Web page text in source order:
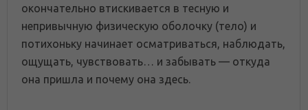
окончательно втискивается в тесную и
непривычную физическую оболочку (тело) и
потихоньку начинает осматриваться, наблюдать,
ощущать, чувствовать… и забывать — откуда
она пришла и почему она здесь.